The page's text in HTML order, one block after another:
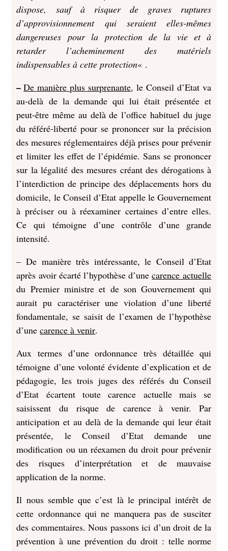
dispose, sauf à risquer de graves ruptures
d’approvisionnement qui seraient elles-mêmes
dangereuses pour la protection de la vie et à
retarder l’acheminement des matériels
indispensables à cette protection« .
–De manière plus surprenante, le Conseil d’Etat va
au-delà de la demande qui lui était présentée et
peut-être même au delà de l’office habituel du juge
du référé-liberté pour se prononcer sur la précision
des mesures réglementaires déjà prises pour prévenir
et limiter les effet de l’épidémie. Sans se prononcer
sur la légalité des mesures créant des dérogations à
l’interdiction de principe des déplacements hors du
domicile, le Conseil d’Etat appelle le Gouvernement
à préciser ou à réexaminer certaines d’entre elles.
Ce qui témoigne d’une contrôle d’une grande
intensité.
– De manière très intéressante, le Conseil d’Etat
après avoir écarté l’hypothèse d’unecarence actuelle
du Premier ministre et de son Gouvernement qui
aurait pu caractériser une violation d’une liberté
fondamentale, se saisit de l’examen de l’hypothèse
d’unecarence à venir.
Aux termes d’une ordonnance très détaillée qui
témoigne d’une volonté évidente d’explication et de
pédagogie, les trois juges des référés du Conseil
d’Etat écartent toute carence actuelle mais se
saisissent du risque de carence à venir. Par
anticipation et au delà de la demande qui leur était
présentée, le Conseil d’Etat demande une
modification ou un réexamen du droit pour prévenir
des risques d’interprétation et de mauvaise
application de la norme.
Il nous semble que c’est là le principal intérêt de
cette ordonnance qui ne manquera pas de susciter
des commentaires. Nous passons ici d’un droit de la
prévention à une prévention du droit : telle norme